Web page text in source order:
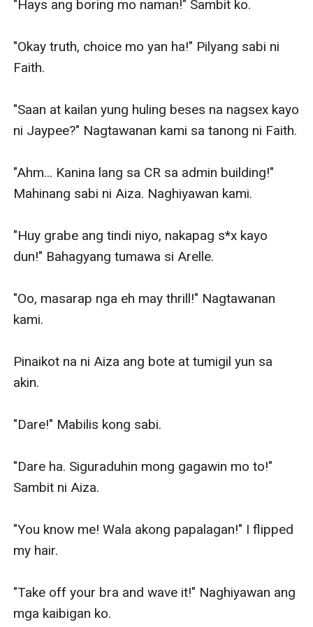
"Hays ang boring mo naman!" Sambit ko.
"Okay truth, choice mo yan ha!" Pilyang sabi ni
Faith.
"Saan at kailan yung huling beses na nagsex kayo
ni Jaypee?" Nagtawanan kami sa tanong ni Faith.
"Ahm... Kanina lang sa CR sa admin building!"
Mahinang sabi ni Aiza. Naghiyawan kami.
"Huy grabe ang tindi niyo, nakapag s*x kayo
dun!" Bahagyang tumawa si Arelle.
"Oo, masarap nga eh may thrill!" Nagtawanan
kami.
Pinaikot na ni Aiza ang bote at tumigil yun sa
akin.
"Dare!" Mabilis kong sabi.
"Dare ha. Siguraduhin mong gagawin mo to!"
Sambit ni Aiza.
"You know me! Wala akong papalagan!" I flipped
my hair.
"Take off your bra and wave it!" Naghiyawan ang
mga kaibigan ko.